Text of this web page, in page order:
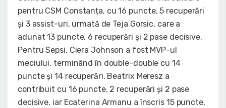
pentru CSM Constanța, cu 16 puncte, 5 recuperări
și 3 assist-uri, urmată de Teja Gorsic, care a
adunat 13 puncte, 6 recuperări și 2 pase decisive.
Pentru Sepsi, Ciera Johnson a fost MVP-ul
meciului, terminând în double-double cu 14
puncte și 14 recuperări. Beatrix Meresz a
contribuit cu 16 puncte, 2 recuperări și 2 pase
decisive, iar Ecaterina Armanu a înscris 15 puncte,